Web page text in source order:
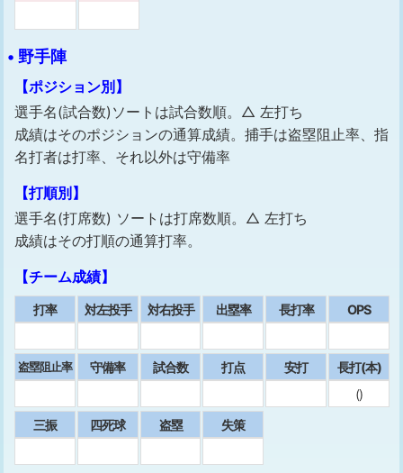
• 野手陣
【ポジション別】
選手名(試合数)ソートは試合数順。△ 左打ち
成績はそのポジションの通算成績。捕手は盗塁阻止率、指
名打者は打率、それ以外は守備率
【打順別】
選手名(打席数) ソートは打席数順。△ 左打ち
成績はその打順の通算打率。
【チーム成績】
打率 対左投手 対右投手 出塁率 ⻑打率 OPS
盗塁阻止率 守備率 試合数 打点 安打
⻑打(本)
()
三振
四死球 盗塁 失策